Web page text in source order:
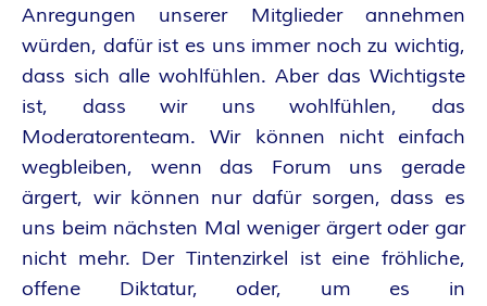
Anregungen unserer Mitglieder annehmen
würden, dafür ist es uns immer noch zu wichtig,
dass sich alle wohlfühlen. Aber das Wichtigste
ist, dass wir uns wohlfühlen, das
Moderatorenteam. Wir können nicht einfach
wegbleiben, wenn das Forum uns gerade
ärgert, wir können nur dafür sorgen, dass es
uns beim nächsten Mal weniger ärgert oder gar
nicht mehr. Der Tintenzirkel ist eine fröhliche,
offene Diktatur, oder, um es in